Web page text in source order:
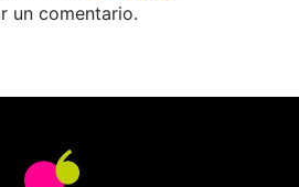
un comentario.